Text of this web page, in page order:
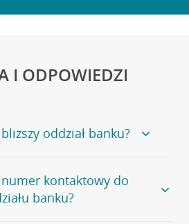
I ODPOWIEDZI
oddział banku?
banku, zapraszamy na
, na której znajduje się
kontaktowy do
banku?